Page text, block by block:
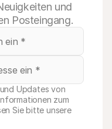
und
Posteingang.
Updates von
zum
Sie bitte unsere